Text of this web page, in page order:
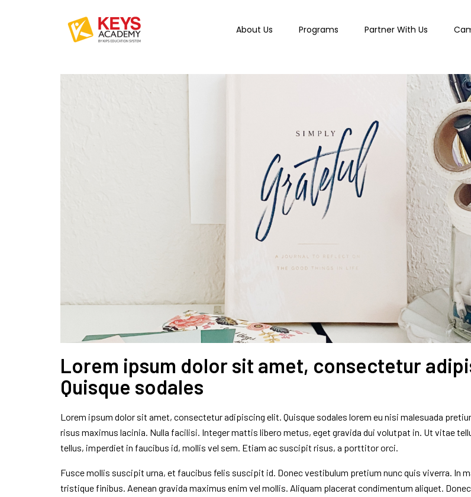
About Us Programs Partner With Us
Lorem ipsum dolor sit amet, consectetur
Quisque sodales
Lorem ipsum dolor sit amet, consectetur adipiscing elit. Quisque sodales lorem eu nisi malesuada
risus maximus lacinia. Nulla facilisi. Integer mattis libero metus, eget gravida dui volutpat in. Ut vitae
tellus, imperdiet in faucibus id, mollis vel sem. Etiam ac suscipit risus, a porttitor orci.
Fusce mollis suscipit urna, et faucibus felis suscipit id. Donec vestibulum pretium nunc quis viverra. In
tristique finibus. Aenean gravida maximus enim vel mollis. Aliquam placerat condimentum aliquet.